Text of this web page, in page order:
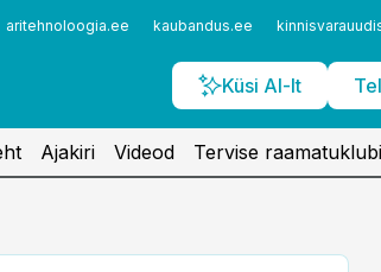
aritehnoloogia.ee kaubandus.ee
Küsi AI-lt
Ajakiri Videod Tervise raamatuklubi